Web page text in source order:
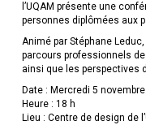
l’UQAM présente une
personnes diplômées aux
Animé par Stéphane
parcours professionnels
ainsi que les perspectives
Date : Mercredi 5
Heure : 18 h
Lieu : Centre de design de